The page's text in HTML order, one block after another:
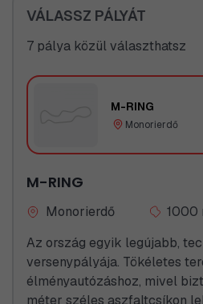
kapunk egy kis segítséget a
hogy tisztelettel bánjunk a
Felejthetetlen, amcsi
Aki ezt az élményvezetést
találkozni fog némi
megy, mindig feltűnést kelt.
VÁLASSZ PÁLYÁT
7 pálya közül választhatsz
M-RING
Monorierdő
M-RING
Monorierdő
1000
Az ország egyik legújabb,
versenypályája. Tökéletes
élményautózáshoz, mivel
méter széles aszfaltcsíkon